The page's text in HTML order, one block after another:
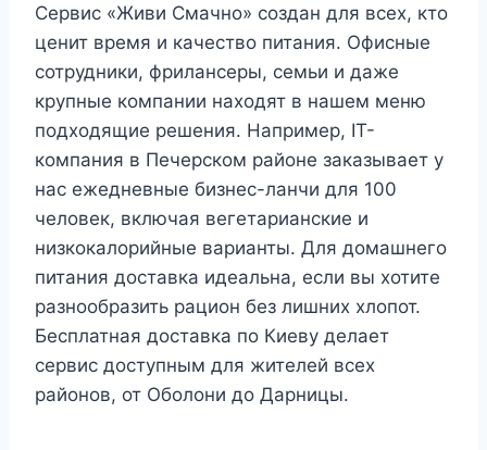
Сервис «Живи Смачно» создан для всех, кто
ценит время и качество питания. Офисные
сотрудники, фрилансеры, семьи и даже
крупные компании находят в нашем меню
подходящие решения. Например, IT-
компания в Печерском районе заказывает у
нас ежедневные бизнес-ланчи для 100
человек, включая вегетарианские и
низкокалорийные варианты. Для домашнего
питания доставка идеальна, если вы хотите
разнообразить рацион без лишних хлопот.
Бесплатная доставка по Киеву делает
сервис доступным для жителей всех
районов, от Оболони до Дарницы.